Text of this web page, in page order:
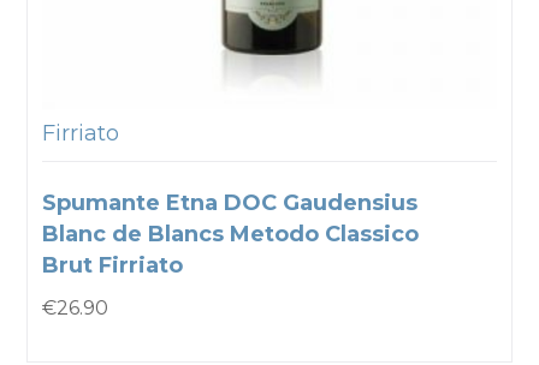
Firriato
Spumante Etna DOC Gaudensius
Blanc de Blancs Metodo Classico
Brut Firriato
€26.90